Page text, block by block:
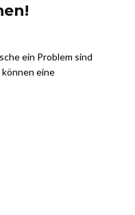
ein Problem sind
können eine